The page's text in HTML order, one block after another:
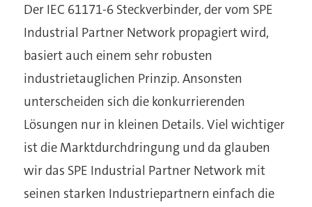
Der IEC 61171-6 Steckverbinder, der vom SPE
Industrial Partner Network propagiert wird,
basiert auch einem sehr robusten
industrietauglichen Prinzip. Ansonsten
unterscheiden sich die konkurrierenden
Lösungen nur in kleinen Details. Viel wichtiger
ist die Marktdurchdringung und da glauben
wir das SPE Industrial Partner Network mit
seinen starken Industriepartnern einfach die